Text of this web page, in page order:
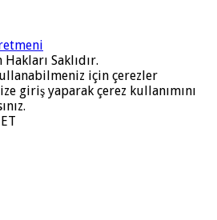
Saklıdır.
için çerezler
giriş yaparak çerez kullanımını